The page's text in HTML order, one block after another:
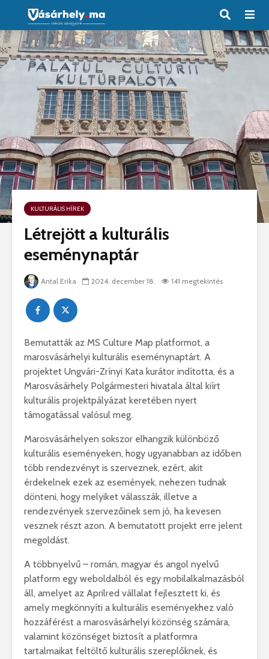
KULTURÁLIS HÍREK
Létrejött a kulturális
eseménynaptár
Antal Erika 2024. december 18. 141 megtekintés
Bemutatták az MS Culture Map platformot, a
marosvásárhelyi kulturális eseménynaptárt. A
projektet Ungvári-Zrínyi Kata kurátor indította, és a
Marosvásárhely Polgármesteri hivatala által kiírt
kulturális projektpályázat keretében nyert
támogatással valósul meg.
Marosvásárhelyen sokszor elhangzik különböző
kulturális eseményeken, hogy ugyanabban az időben
több rendezvényt is szerveznek, ezért, akit
érdekelnek ezek az események, nehezen tudnak
dönteni, hogy melyiket válasszák, illetve a
rendezvények szervezőinek sem jó, ha kevesen
vesznek részt azon. A bemutatott projekt erre jelent
megoldást.
A többnyelvű – román, magyar és angol nyelvű
platform egy weboldalból és egy mobilalkalmazásból
áll, amelyet az Aprilred vállalat fejlesztett ki, és
amely megkönnyíti a kulturális eseményekhez való
hozzáférést a marosvásárhelyi közönség számára,
valamint közönséget biztosít a platformra
tartalmaikat feltöltő kulturális szereplőknek, és